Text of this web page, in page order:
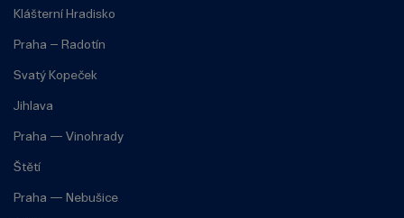
Klášterní Hradisko
Praha – Radotín
Svatý Kopeček
Jihlava
Praha — Vinohrady
Štětí
Praha — Nebušice